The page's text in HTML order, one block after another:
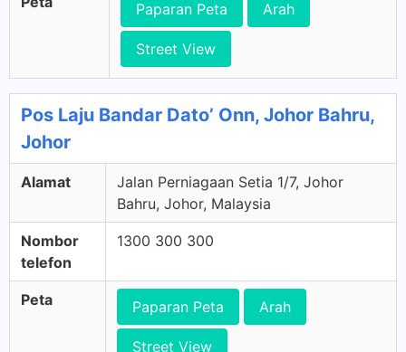
Paparan Peta Arah
Street View
Pos Laju Bandar Dato’ Onn, Johor Bahru,
Johor
Alamat
Jalan Perniagaan Setia 1/7, Johor
Bahru, Johor, Malaysia
Nombor
telefon
1300 300 300
Peta Paparan Peta Arah
Street View